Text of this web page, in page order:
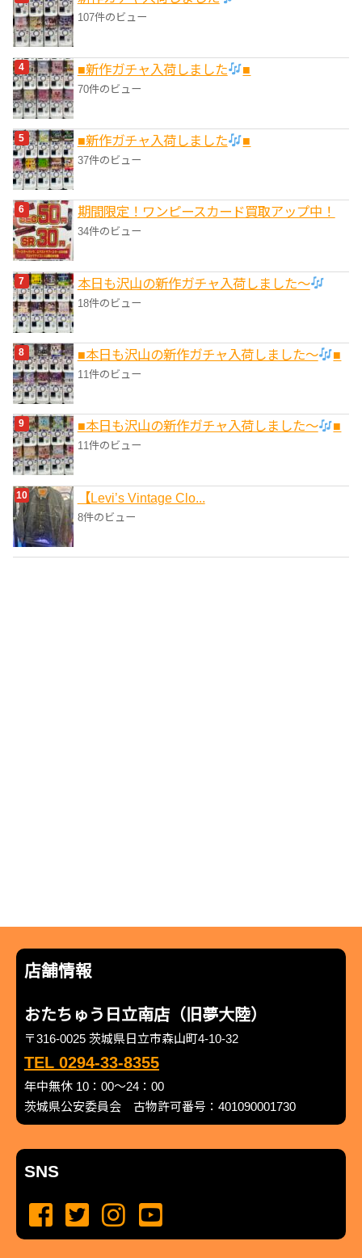
107件のビュー
■新作ガチャ入荷しました ■
70件のビュー
■新作ガチャ入荷しました ■
37件のビュー
期間限定！ワンピースカード買取アップ中！
34件のビュー
本日も沢山の新作ガチャ入荷しました〜
18件のビュー
■本日も沢山の新作ガチャ入荷しました〜 ■
11件のビュー
■本日も沢山の新作ガチャ入荷しました〜 ■
11件のビュー
【Levi’s Vintage Clo...
8件のビュー
店舗情報
おたちゅう日立南店（旧夢大陸）
〒316-0025 茨城県日立市森山町4-10-32
TEL 0294-33-8355
年中無休 10：00～24：00
茨城県公安委員会 古物許可番号：401090001730
SNS